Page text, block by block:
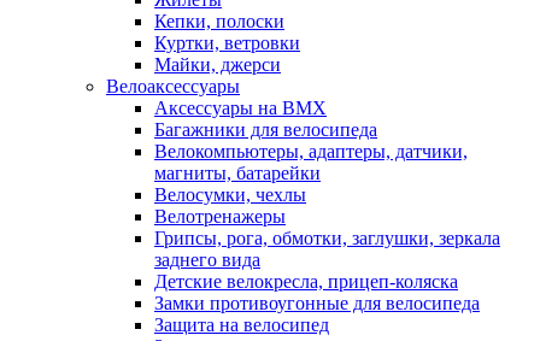
Кепки, полоски
Куртки, ветровки
Майки, джерси
Велоаксессуары
Аксессуары на BMX
Багажники для велосипеда
Велокомпьютеры, адаптеры, датчики,
магниты, батарейки
Велосумки, чехлы
Велотренажеры
Грипсы, рога, обмотки, заглушки, зеркала
заднего вида
Детские велокресла, прицеп-коляска
Замки противоугонные для велосипеда
Защита на велосипед